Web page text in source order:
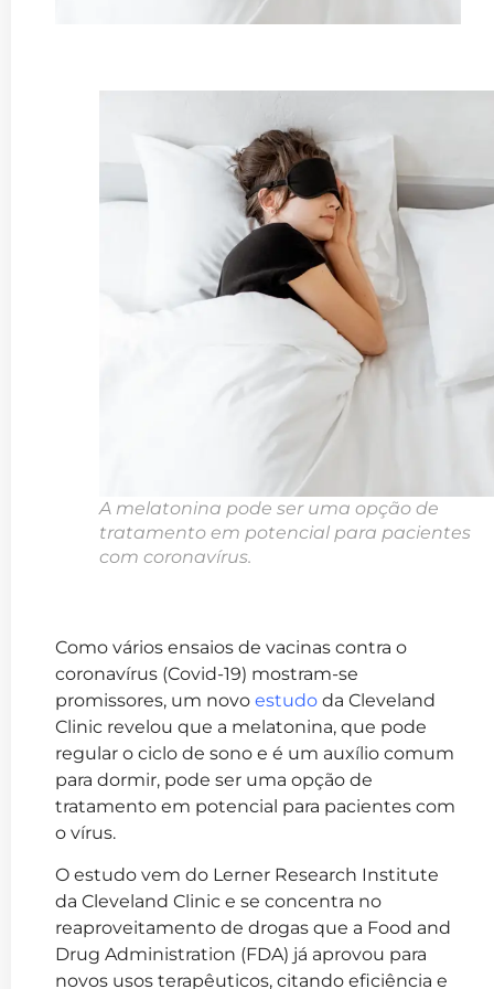
A melatonina pode ser uma opção de
tratamento em potencial para pacientes
com coronavírus.
Como vários ensaios de vacinas contra o
coronavírus (Covid-19) mostram-se
promissores, um novo estudo da Cleveland
Clinic revelou que a melatonina, que pode
regular o ciclo de sono e é um auxílio comum
para dormir, pode ser uma opção de
tratamento em potencial para pacientes com
o vírus.
O estudo vem do Lerner Research Institute
da Cleveland Clinic e se concentra no
reaproveitamento de drogas que a Food and
Drug Administration (FDA) já aprovou para
novos usos terapêuticos, citando eficiência e